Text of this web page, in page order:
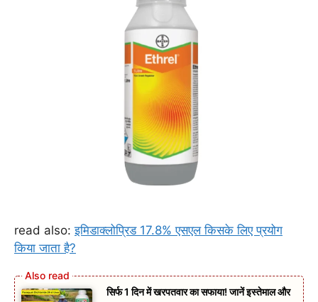
read also:इमिडाक्लोप्रिड 17.8% एसएल किसके लिए प्रयोग
किया जाता है?
सिर्फ 1 दिन में खरपतवार का सफाया! जानें इस्तेमाल और